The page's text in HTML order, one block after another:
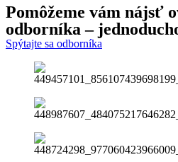
Pomôžeme vám nájsť
odborníka–
Spýtajte sa odborníka